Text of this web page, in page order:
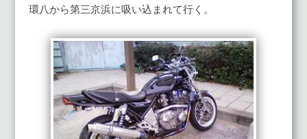
環八から第三京浜に吸い込まれて行く。